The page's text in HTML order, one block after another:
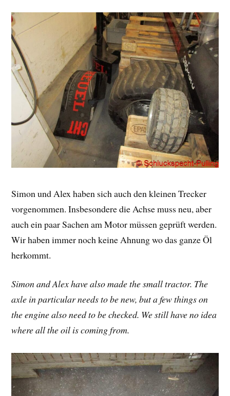
Simon und Alex haben sich auch den kleinen Trecker
vorgenommen. Insbesondere die Achse muss neu, aber
auch ein paar Sachen am Motor müssen geprüft werden.
Wir haben immer noch keine Ahnung wo das ganze Öl
herkommt.
Simon and Alex have also made the small tractor. The
axle in particular needs to be new, but a few things on
the engine also need to be checked. We still have no idea
where all the oil is coming from.